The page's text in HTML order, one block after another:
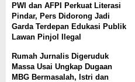
PWI dan AFPI Perkuat Literasi
Pindar, Pers Didorong Jadi
Garda Terdepan Edukasi Publik
Lawan Pinjol Ilegal
Rumah Jurnalis Digeruduk
Massa Usai Ungkap Dugaan
MBG Bermasalah, Istri dan